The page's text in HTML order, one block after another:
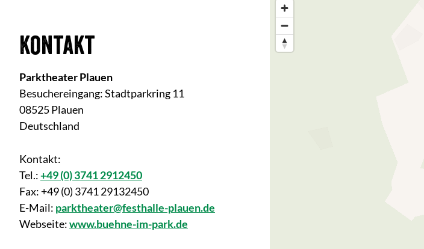
Kontakt
Parktheater Plauen
Besuchereingang: Stadtparkring 11
08525 Plauen
Deutschland
Kontakt:
Tel.:+49 (0) 3741 2912450
Fax:+49 (0) 3741 29132450
E-Mail: parktheater@festhalle-plauen.de
Webseite:www.buehne-im-park.de